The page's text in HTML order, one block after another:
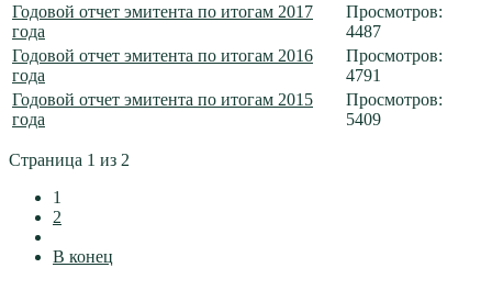
Годовой отчет эмитента по итогам 2017
года
Просмотров:
4487
Годовой отчет эмитента по итогам 2016
года
Просмотров:
4791
Годовой отчет эмитента по итогам 2015
года
Просмотров:
5409
Страница 1 из 2
1
2
В конец